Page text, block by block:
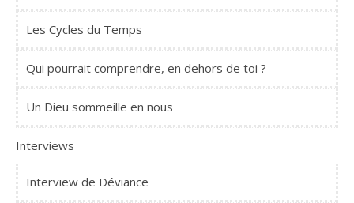
Les Cycles du Temps
Qui pourrait comprendre, en dehors de toi ?
Un Dieu sommeille en nous
Interviews
Interview de Déviance